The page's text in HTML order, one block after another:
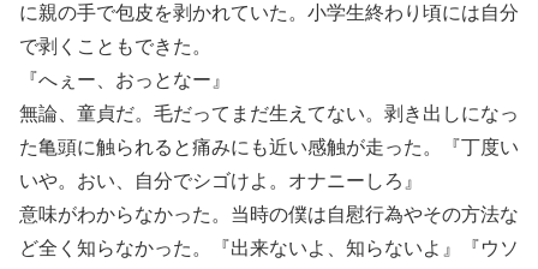
に親の手で包皮を剥かれていた。小学生終わり頃には自分
で剥くこともできた。
『へぇー、おっとなー』
無論、童貞だ。毛だってまだ生えてない。剥き出しになっ
た亀頭に触られると痛みにも近い感触が走った。『丁度い
いや。おい、自分でシゴけよ。オナニーしろ』
意味がわからなかった。当時の僕は自慰行為やその方法な
ど全く知らなかった。『出来ないよ、知らないよ』『ウソ